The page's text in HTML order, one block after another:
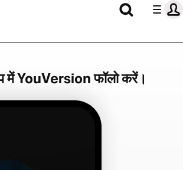
में YouVersion फॉलो करें।